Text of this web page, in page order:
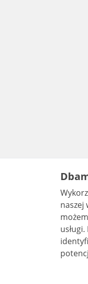
naszej
usługi. Pamiętaj, że informacje przechowywane w plikach cookie mogą pozwalać na